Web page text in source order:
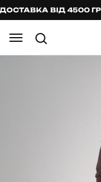
ВІД 4500 ГРН.